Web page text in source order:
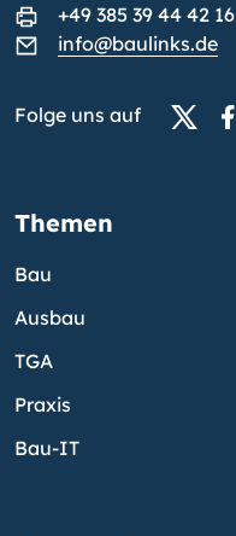
+49 385 39 44 42 16
info@baulinks.de
Folge uns auf
Themen
Bau
Ausbau
TGA
Praxis
Bau-IT